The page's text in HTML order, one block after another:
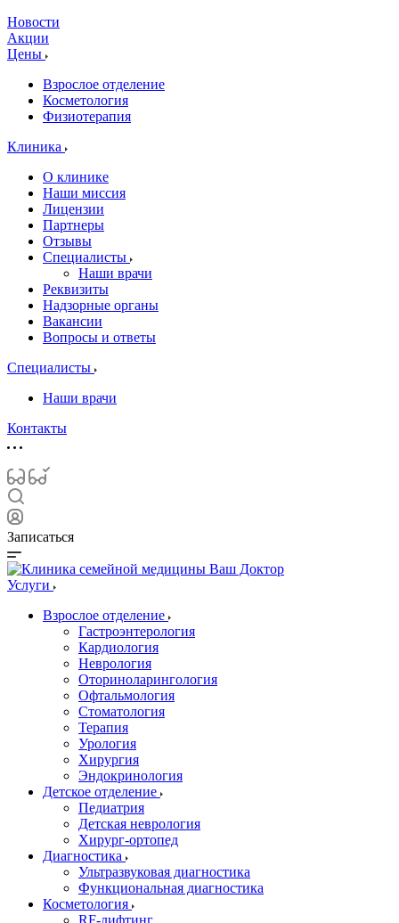
Новости
Акции
Цены
Взрослое отделение
Косметология
Физиотерапия
Клиника
О клинике
Наши миссия
Лицензии
Партнеры
Отзывы
Специалисты
Наши врачи
Реквизиты
Надзорные органы
Вакансии
Вопросы и ответы
Специалисты
Наши врачи
Контакты
Записаться
Услуги
Взрослое отделение
Гастроэнтерология
Кардиология
Неврология
Оториноларингология
Офтальмология
Стоматология
Терапия
Урология
Хирургия
Эндокринология
Детское отделение
Педиатрия
Детская неврология
Хирург-ортопед
Диагностика
Ультразвуковая диагностика
Функциональная диагностика
Косметология
RF-лифтинг